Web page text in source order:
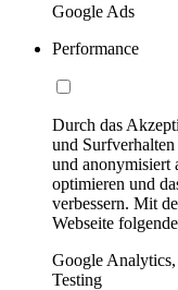
Google Ads
Performance
Durch das
und
und anonymisiert
optimieren und
verbessern. Mit
Webseite
Google
Testing